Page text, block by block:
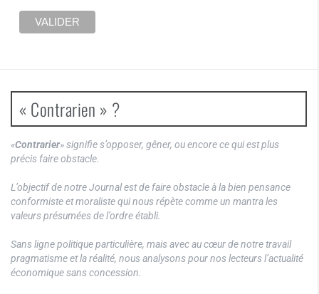
« Contrarien » ?
«Contrarier» signifie s’opposer, gêner, ou encore ce qui est plus
précis faire obstacle.
L’objectif de notre Journal est de faire obstacle à la bien pensance
conformiste et moraliste qui nous répète comme un mantra les
valeurs présumées de l’ordre établi.
Sans ligne politique particulière, mais avec au cœur de notre travail
pragmatisme et la réalité, nous analysons pour nos lecteurs l’actualité
économique sans concession.